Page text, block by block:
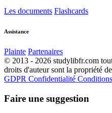
Les documents Flashcards
Assistance
Plainte Partenaires
© 2013 - 2026 studylibfr.com
droits d'auteur sont la propriété
GDPR Confidentialité
Faire une suggestion